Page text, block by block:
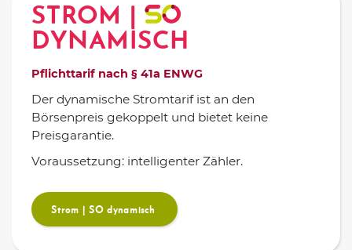
STROM |
DYNAMISCH
Pflichttarif nach § 41a ENWG
Der dynamische Stromtarif ist an den
Börsenpreis gekoppelt und bietet keine
Preisgarantie.
Voraussetzung: intelligenter Zähler.
Strom | SO dynamisch